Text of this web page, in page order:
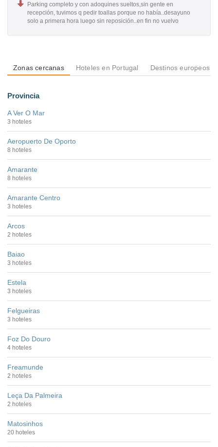
Parking completo y con adoquines sueltos,sin gente en
recepción, tuvimos q pedir toallas porque no había..desayuno
solo a primera hora luego sin reposición..en fin no vuelvo
Zonas cercanas Hoteles en Portugal Destinos europeos
Provincia
A Ver O Mar
3 hoteles
Aeropuerto De Oporto
8 hoteles
Amarante
8 hoteles
Amarante Centro
3 hoteles
Arcos
2 hoteles
Baiao
3 hoteles
Estela
3 hoteles
Felgueiras
3 hoteles
Foz Do Douro
4 hoteles
Freamunde
2 hoteles
Leça Da Palmeira
2 hoteles
Matosinhos
20 hoteles